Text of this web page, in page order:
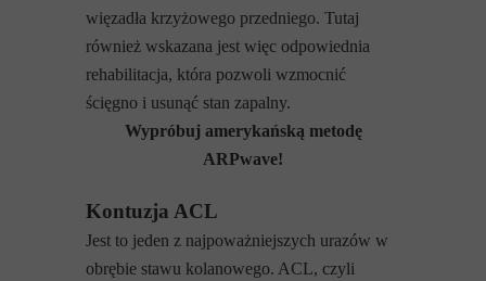
więzadła krzyżowego przedniego. Tutaj
również wskazana jest więc odpowiednia
rehabilitacja, która pozwoli wzmocnić
ścięgno i usunąć stan zapalny.
Wypróbuj amerykańską metodę
ARPwave!
Kontuzja ACL
Jest to jeden z najpoważniejszych urazów w
obrębie stawu kolanowego. ACL, czyli